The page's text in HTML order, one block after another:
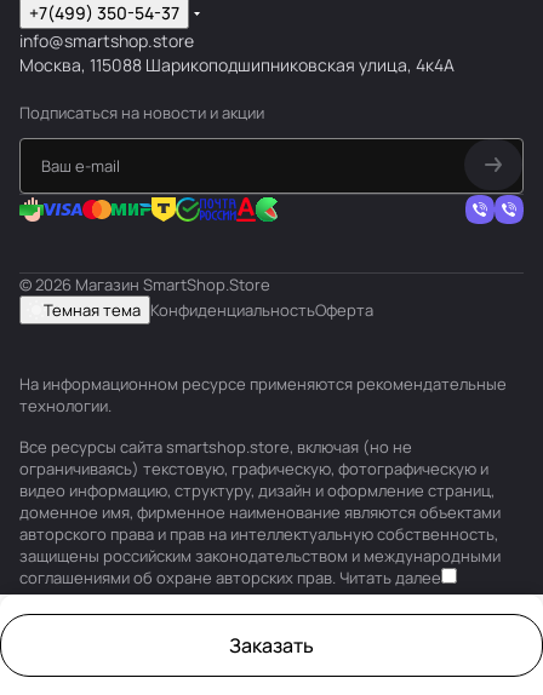
Заказать
+7(499) 350-54-37
info@smartshop.store
Москва, 115088 Шарикоподшипниковская улица, 4к4А
Подписаться на новости и акции
© 2026 Магазин SmartShop.Store
Темная тема КонфиденциальностьОферта
На информационном ресурсе применяются рекомендательные
технологии.
Все ресурсы сайта smartshop.store, включая (но не
ограничиваясь) текстовую, графическую, фотографическую и
видео информацию, структуру, дизайн и оформление страниц,
доменное имя, фирменное наименование являются объектами
авторского права и прав на интеллектуальную собственность,
защищены российским законодательством и международными
соглашениями об охране авторских прав. Читать далее